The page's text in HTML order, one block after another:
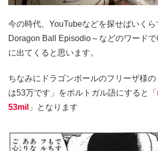
今の時代、YouTubeなどを探せばいくら
Doragon Ball Episodio～などのワード
に出てくると思います。
ちなみにドラゴンボールのフリーザ様
は53万です」をポルトガル語にすると「
53mil 」となります